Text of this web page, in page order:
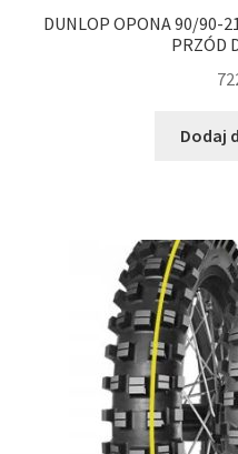
DUNLOP OPONA 90/90-
PRZÓD
Dodaj